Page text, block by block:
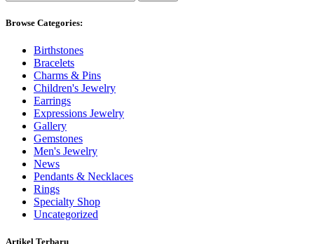
for:
Browse Categories:
Birthstones
Bracelets
Charms & Pins
Children's Jewelry
Earrings
Expressions Jewelry
Gallery
Gemstones
Men's Jewelry
News
Pendants & Necklaces
Rings
Specialty Shop
Uncategorized
Artikel Terbaru